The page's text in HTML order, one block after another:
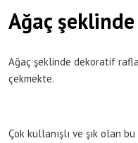
Ağaç
Ağaç şeklinde dekoratif
çekmekte.
Çok kullanışlı ve şık olan